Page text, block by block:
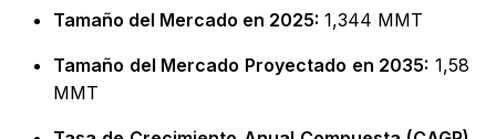
Tamaño del Mercado en 2025: 1,344 MMT
Tamaño del Mercado Proyectado en 2035: 1,58
MMT